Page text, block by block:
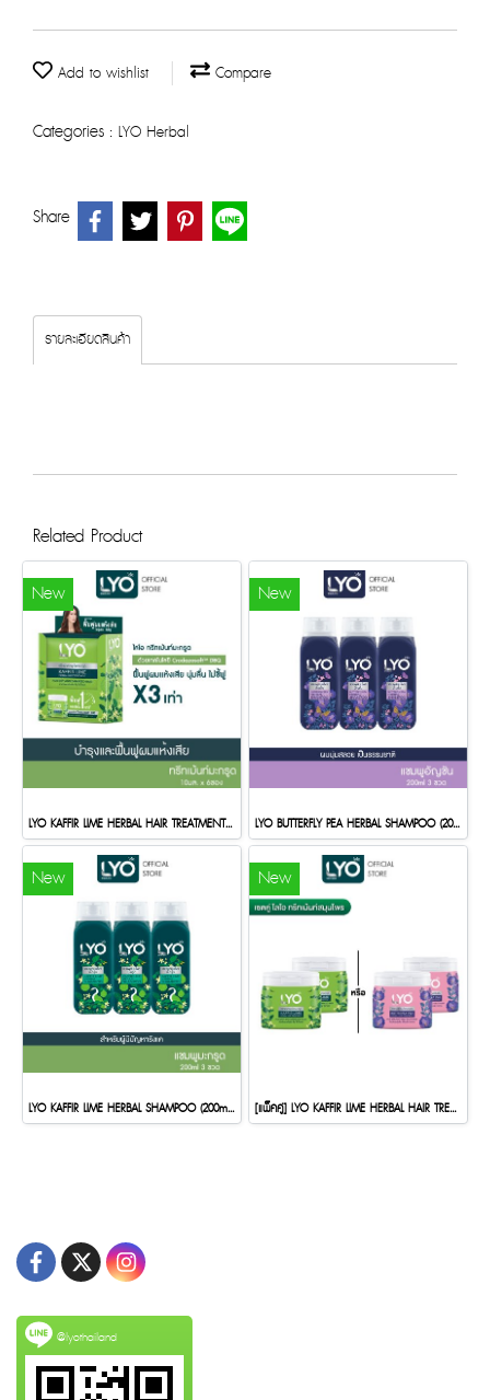
Add to wishlist Compare
Categories : LYO Herbal
Share
รายละเอียดสินค้า
Related Product
New
LYO KAFFIR LIME HERBAL HAIR TREATMENT (10ml.x6sachet)
New
LYO BUTTERFLY PEA HERBAL SHAMPOO (200ml.)(copy)
New
LYO KAFFIR LIME HERBAL SHAMPOO (200ml.)(copy)
New
[แพ็คคู่] LYO KAFFIR LIME HERBAL HAIR TREATMENT - ทรีทเมนท์สมุนไพรมะกรูด (200ml.)
@lyothailand